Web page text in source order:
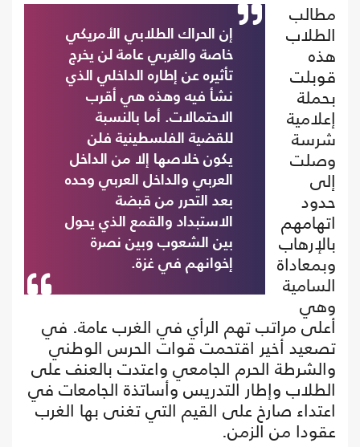
إن الحراك الطلابي الأمريكي
خاصة والغربي عامة لن يخرج
تأثيره عن إطاره الداخلي الذي
نشأ فيه وهذه هي أقرب
الاحتمالات. أما بالنسبة
للقضية الفلسطينية فلن
يكون خلاصها إلا من الداخل
العربي والداخل العربي وحده
بعد التحرر من قبضة
الاستبداد والقمع الذي يحول
بين الشعوب وبين نصرة
إخوانهم في غزة.
مطالب
الطلاب
هذه
قوبلت
بحملة
إعلامية
شرسة
وصلت
إلى
حدود
اتهامهم
بالإرهاب
وبمعاداة
السامية
وهي
أعلى مراتب تهم الرأي في الغرب عامة. في
تصعيد أخير اقتحمت قوات الحرس الوطني
والشرطة الحرم الجامعي واعتدت بالعنف على
الطلاب وإطار التدريس وأساتذة الجامعات في
اعتداء صارخ على القيم التي تغنى بها الغرب
عقودا من الزمن.